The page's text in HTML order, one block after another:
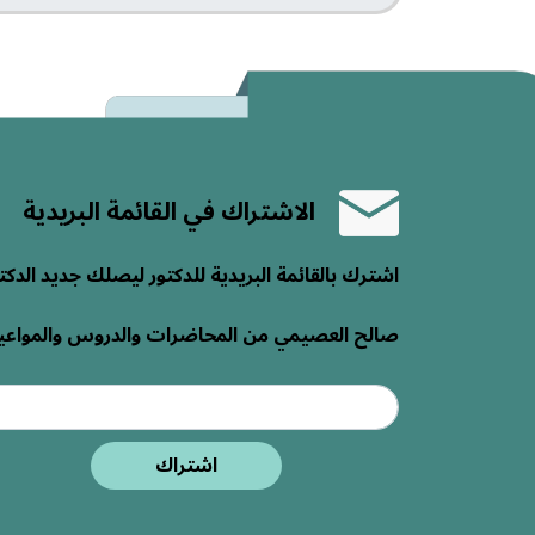
الاشتراك في القائمة البريدية
اشترك بالقائمة البريدية للدكتور ليصلك جديد
صالح العصيمي من المحاضرات والدروس
اشتراك